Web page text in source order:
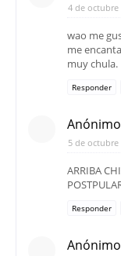
4 de octubre
wao me
me
muy chula.
Responder
Anónimo
5 de octubre
ARRIBA
Responder
Anónimo